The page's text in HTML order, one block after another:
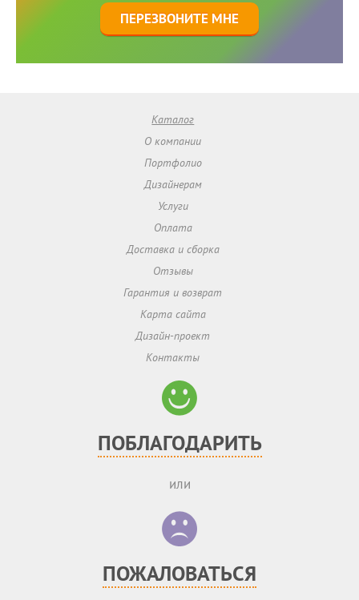
ПЕРЕЗВОНИТЕ МНЕ
Каталог
О компании
Портфолио
Дизайнерам
Услуги
Оплата
Доставка и сборка
Отзывы
Гарантия и возврат
Карта сайта
Дизайн-проект
Контакты
ПОБЛАГОДАРИТЬ
или
ПОЖАЛОВАТЬСЯ